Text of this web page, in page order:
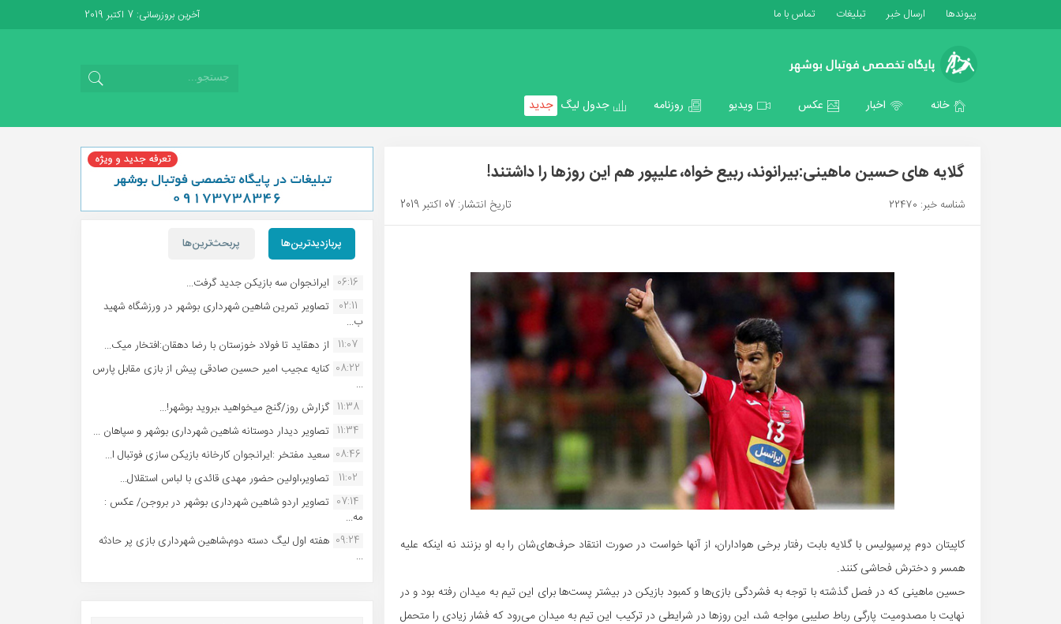
پیوندها ارسال خبر تبلیغات تماس با ما آخرین بروزرسانی: 7 اکتبر 2019
خانه اخبار عکس ویدیو روزنامه جدول لیگ جدید
گلایه های حسین ماهینی:بیرانوند، ربیع خواه، علیپور هم این روزها را داشتند!
شناسه خبر: 22470 تاریخ انتشار: 07 اکتبر 2019
کاپیتان دوم پرسپولیس با گلایه بابت رفتار برخی هواداران، از آنها خواست در صورت انتقاد حرف‌های‌شان را به او بزنند نه اینکه علیه
همسر و دخترش فحاشی کنند.
حسین ماهینی که در فصل گذشته با توجه به فشردگی بازی‌ها و کمبود بازیکن در بیشتر پست‌ها برای این تیم به میدان رفته بود و در
نهایت با مصدومیت پارگی رباط صلیبی مواجه شد، این روزها در شرایطی در ترکیب این تیم به میدان می‌رود که فشار زیادی را متحمل
پربازدیدترین‌ها پربحث‌ترین‌ها
06:16 ایرانجوان سه بازیکن جدید گرفت...
02:11
تصاویر تمرین شاهین شهردارى بوشهر در ورزشگاه شهید
ب...
11:07 از دهقاید تا فولاد خوزستان با رضا دهقان:افتخار میک...
08:22 کنایه عجیب امیر حسین صادقی پیش از بازی مقابل پارس
...
11:38 گزارش روز/گنج میخواهید ،بروید بوشهر!...
11:34 تصاویر دیدار دوستانه شاهین شهردارى بوشهر و سپاهان ...
08:46 سعید مفتخر :ایرانجوان کارخانه بازیکن سازی فوتبال ا...
11:02
تصاویر،اولین حضور مهدی قائدی با لباس استقلال...
07:14 تصاویر اردو شاهین شهرداری بوشهر در بروجن/ عکس :
مه...
09:24 هفته اول لیگ دسته دوم،شاهین شهرداری بازی پر حادثه
...